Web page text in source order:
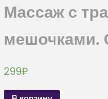
Массаж с
мешочками.
299₽